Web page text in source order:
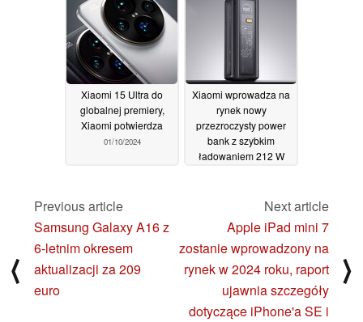
01/10/2024
Xiaomi 15 Ultra do
globalnej premiery,
Xiaomi potwierdza
01/10/2024
Xiaomi wprowadza na
rynek nowy
przezroczysty power
bank z szybkim
ładowaniem 212 W
⟨
Previous article
Samsung Galaxy A16 z
6-letnim okresem
aktualizacji za 209
euro
Next article
Apple iPad mini 7
zostanie wprowadzony na
rynek w 2024 roku, raport
ujawnia szczegóły
dotyczące iPhone'a SE i
⟩